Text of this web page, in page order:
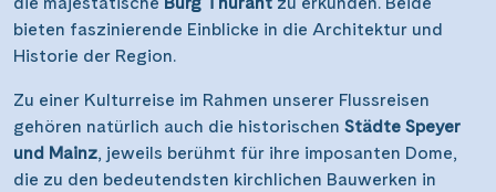
bieten faszinierende Einblicke in die Architektur und
Historie der Region.
Zu einer Kulturreise im Rahmen unserer Flussreisen
gehören natürlich auch die historischen Städte Speyer
und Mainz, jeweils berühmt für ihre imposanten Dome,
die zu den bedeutendsten kirchlichen Bauwerken in